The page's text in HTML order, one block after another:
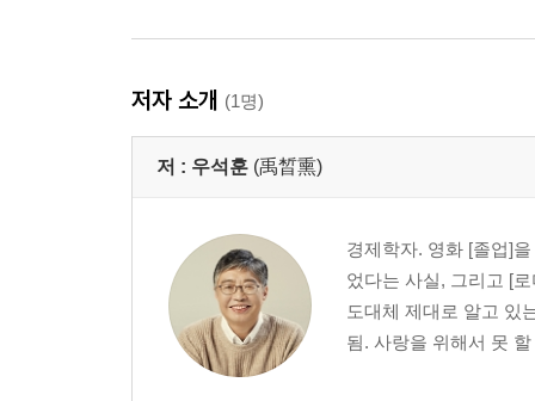
3장 위기의 한국 조직들
경마장 가는 길의 위기:삼성전자와 현대자동차
대량생산 체제와 다양성의 위기:대형 교회
과잉 경쟁과 인력 재생산의 실패:건설업계
순환형 시스템과 숙련도의 위기:중앙공무원의 아
즐거운 노동과 괴로운 노동:포스트 포디즘 시대의
사회적 신뢰의 위기:외국계 기업들곽 대형 유통업
저자 소개 (1명)
저 : 우석훈 (禹晳熏)
경제학자. 영화 [졸업]
었다는 사실, 그리고 [
도대체 제대로 알고 있
됨. 사랑을 위해서 못